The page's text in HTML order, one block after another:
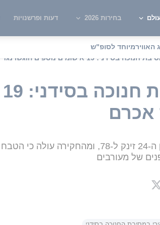
בחירות 2026 דעות ופרשנויות
האווירמיוחד לסופ"ש
19 אישומים נוספים הוגשו נגד המחבל נאביד אכרם
אכרם
של מעורבים